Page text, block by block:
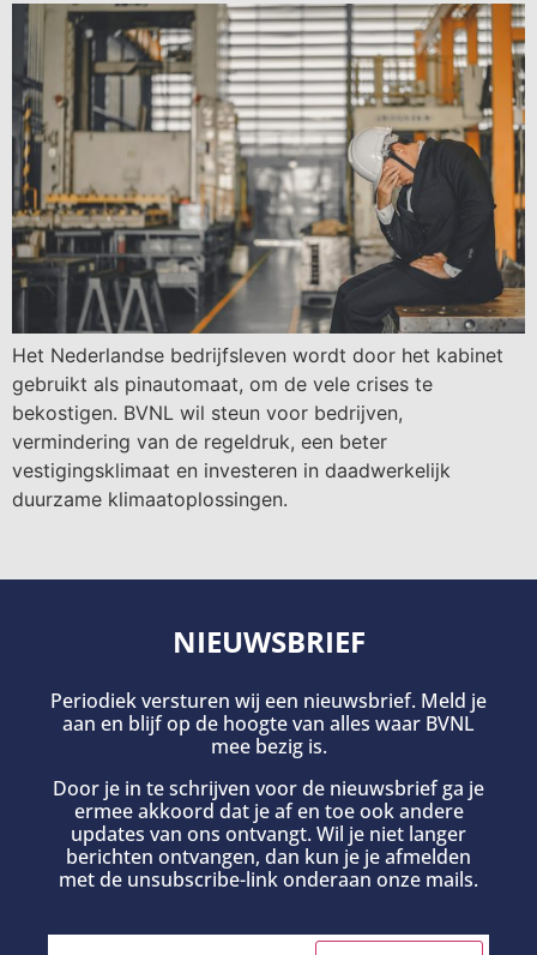
Het Nederlandse bedrijfsleven wordt door het kabinet
gebruikt als pinautomaat, om de vele crises te
bekostigen. BVNL wil steun voor bedrijven,
vermindering van de regeldruk, een beter
vestigingsklimaat en investeren in daadwerkelijk
duurzame klimaatoplossingen.
NIEUWSBRIEF
Periodiek versturen wij een nieuwsbrief. Meld je
aan en blijf op de hoogte van alles waar BVNL
mee bezig is.
Door je in te schrijven voor de nieuwsbrief ga je
ermee akkoord dat je af en toe ook andere
updates van ons ontvangt. Wil je niet langer
berichten ontvangen, dan kun je je afmelden
met de unsubscribe-link onderaan onze mails.